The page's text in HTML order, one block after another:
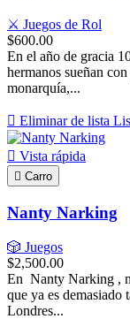
⚔️ Juegos de Rol
$600.00
En el año de gracia
hermanos sueñan
monarquía,...
 Eliminar de lista
 Vista rápida
 Carro
Nanty Narking
🎲 Juegos
$2,500.00
En Nanty Narking ,
que ya es demasiado
Londres...